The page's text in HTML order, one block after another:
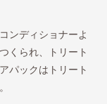
ンディショナーよ
くられ、トリート
パックはトリート